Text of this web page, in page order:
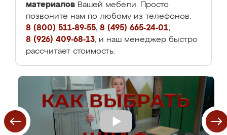
материалов Вашей мебели. Просто
позвоните нам по любому из телефонов:
8 (800) 511-89-55, 8 (495) 665-24-01,
8 (926) 409-68-13, и наш менеджер быстро
рассчитает стоимость.